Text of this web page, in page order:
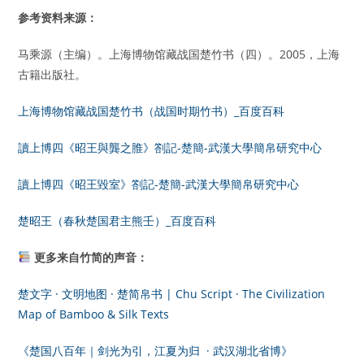
参考资料来源：
马乘源（主编）。上海博物馆藏战国楚竹书（四）。2005，上海
古籍出版社。
上海博物馆藏战国楚竹书（战国时期竹书）_百度百科
讀上博四《昭王與龔之脽》劄記-楚簡-武漢大學簡帛研究中心
讀上博四《昭王毀室》劄記-楚簡-武漢大學簡帛研究中心
楚昭王（春秋楚国君主熊壬）_百度百科
更多来自竹简的声音：
楚文字 · 文明地图 · 楚简帛书 | Chu Script · The Civilization
Map of Bamboo & Silk Texts
《楚国八百年｜剑光为引，江夏为归 · 武汉湖北省博》